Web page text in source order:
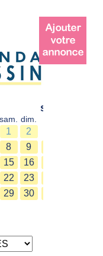
sam. dim.
1
2
8
9
15
16
22
23
29
30
sept. 2026